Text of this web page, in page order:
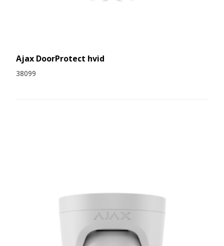
Ajax DoorProtect hvid
38099